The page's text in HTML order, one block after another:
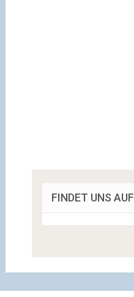
FINDET UNS